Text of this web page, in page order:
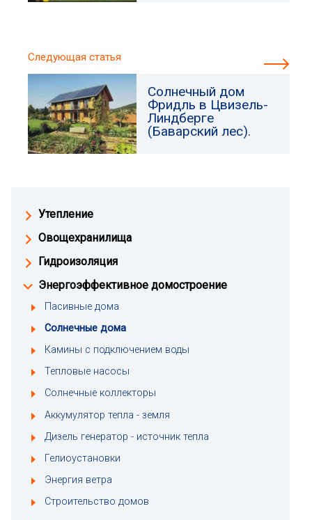
Утепление
Овощехранилища
Гидроизоляция
Энергоэффективное домостроение
Пасивные дома
Солнечные дома
Камины с подключением воды
Тепловые насосы
Солнечные коллекторы
Аккумулятор тепла - земля
Дизель генератор - источник тепла
Гелиоустановки
Энергия ветра
Строительство домов
Следующая статья
Солнечный дом
Фридль в Цвизель-
Линдберге
(Баварский лес).